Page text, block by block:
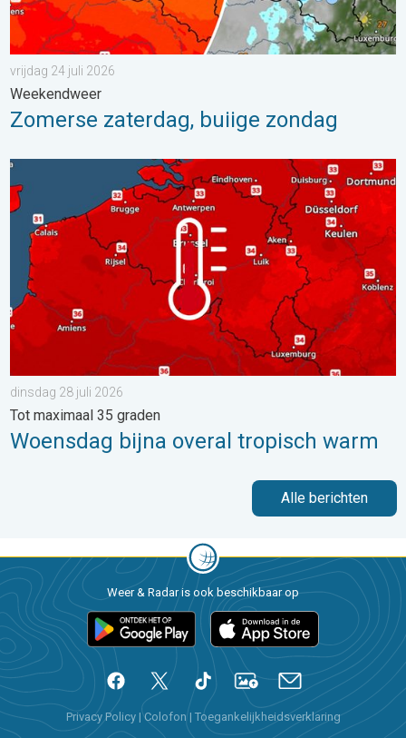
vrijdag 24 juli 2026
Weekendweer
Zomerse zaterdag, buiige zondag
Woensdag bijna overal tropisch warm. Tot maximaal 35
dinsdag 28 juli 2026
Tot maximaal 35 graden
Woensdag bijna overal tropisch warm
Alle berichten
Weer & Radar is ook beschikbaar op
Privacy Policy |Colofon | Toegankelijkheidsverklaring